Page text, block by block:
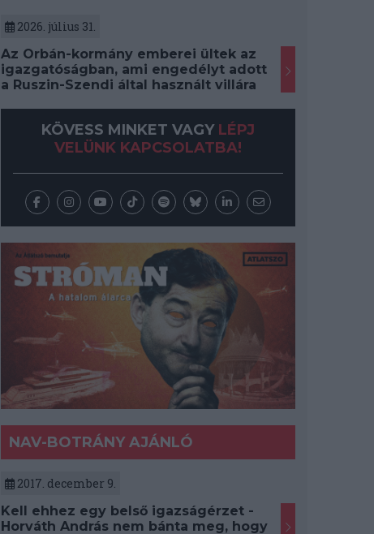
2026. július 31.
Az Orbán-kormány emberei ültek az
igazgatóságban, ami engedélyt adott
a Ruszin-Szendi által használt villára
KÖVESS MINKET VAGY LÉPJ
VELÜNK KAPCSOLATBA!
NAV-BOTRÁNY AJÁNLÓ
2017. december 9.
Kell ehhez egy belső igazságérzet -
Horváth András nem bánta meg, hogy